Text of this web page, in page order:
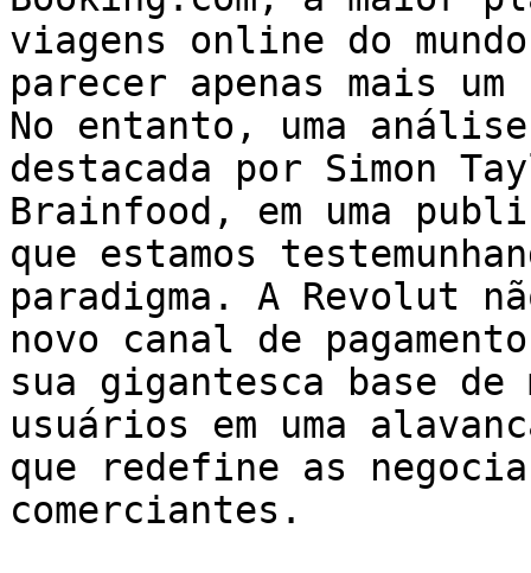
viagens online do
parecer apenas mais
No entanto, uma
destacada por Simon
Brainfood, em uma
que estamos
paradigma. A Revolut
novo canal de
sua gigantesca base
usuários em uma
que redefine as
comerciantes.